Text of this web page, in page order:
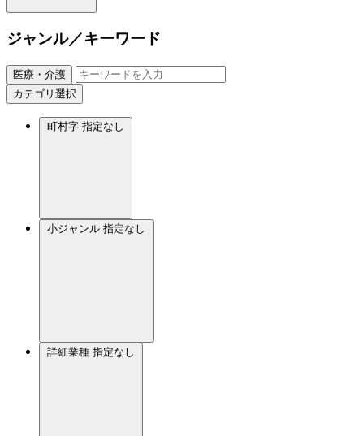
ジャンル／キーワード
医療・介護
カテゴリ選択
町村字 指定なし
小ジャンル 指定なし
詳細業種 指定なし